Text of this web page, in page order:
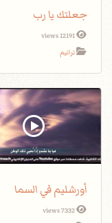
جعلتك يا رب
12191 views
ترانيم
أورشليم في السما
7332 views